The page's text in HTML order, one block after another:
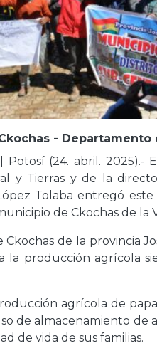
- Departamento
Potosí (24. abril. 2025).-
y Tierras y de la
Tolaba entregó
de Ckochas de la
Ckochas de la provincia
la producción agrícola
agrícola de
de almacenamiento de
de vida de sus familias.